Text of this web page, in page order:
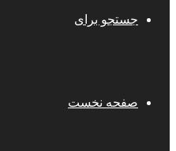
جستجو برای
صفحه نخست